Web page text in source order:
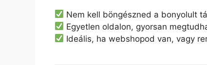
Nem kell böngészned a bonyolult
Egyetlen oldalon, gyorsan
Ideális, ha webshopod van, vagy